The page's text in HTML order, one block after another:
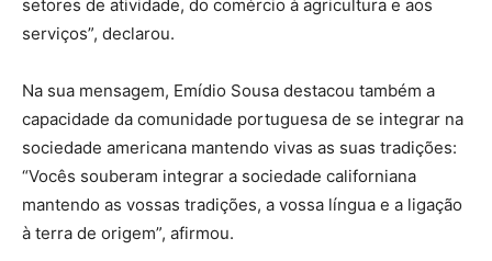
setores de atividade, do comércio à agricultura e aos
serviços”, declarou.
Na sua mensagem, Emídio Sousa destacou também a
capacidade da comunidade portuguesa de se integrar na
sociedade americana mantendo vivas as suas tradições:
“Vocês souberam integrar a sociedade californiana
mantendo as vossas tradições, a vossa língua e a ligação
à terra de origem”, afirmou.